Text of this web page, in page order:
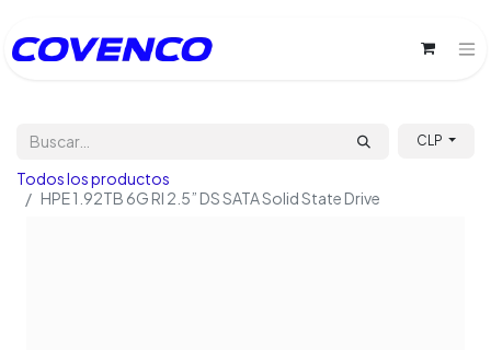
CLP
Todos los productos
HPE 1.92TB 6G RI 2.5” DS SATA Solid State Drive